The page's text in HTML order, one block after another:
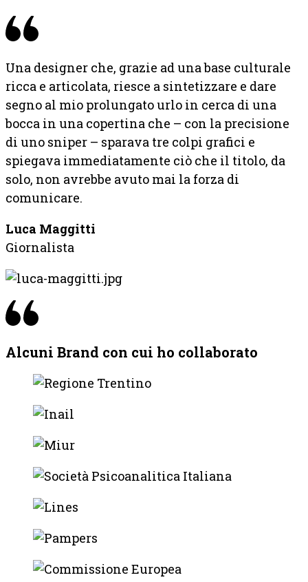
Una designer che, grazie ad una base culturale
ricca e articolata, riesce a sintetizzare e dare
segno al mio prolungato urlo in cerca di una
bocca in una copertina che – con la precisione
di uno sniper – sparava tre colpi grafici e
spiegava immediatamente ciò che il titolo, da
solo, non avrebbe avuto mai la forza di
comunicare.
Luca Maggitti
Giornalista
Alcuni Brand con cui ho collaborato